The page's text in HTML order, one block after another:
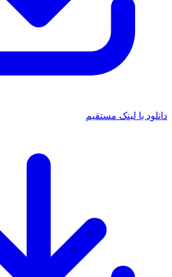
با لینک مستقیم